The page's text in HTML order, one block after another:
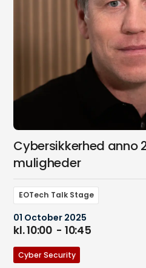
Cybersikkerhed anno
muligheder
EOTech Talk Stage
01 October 2025
kl. 10:00 - 10:45
Cyber Security